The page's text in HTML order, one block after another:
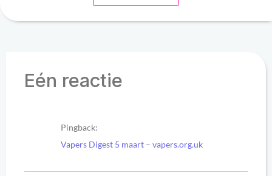
Eén reactie
Pingback:
Vapers Digest 5 maart – vapers.org.uk